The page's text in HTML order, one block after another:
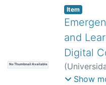
Joana R.
Almeida,
Bernardo,
No Thumbnail Available
Item
and
Digital
(
California.
Show